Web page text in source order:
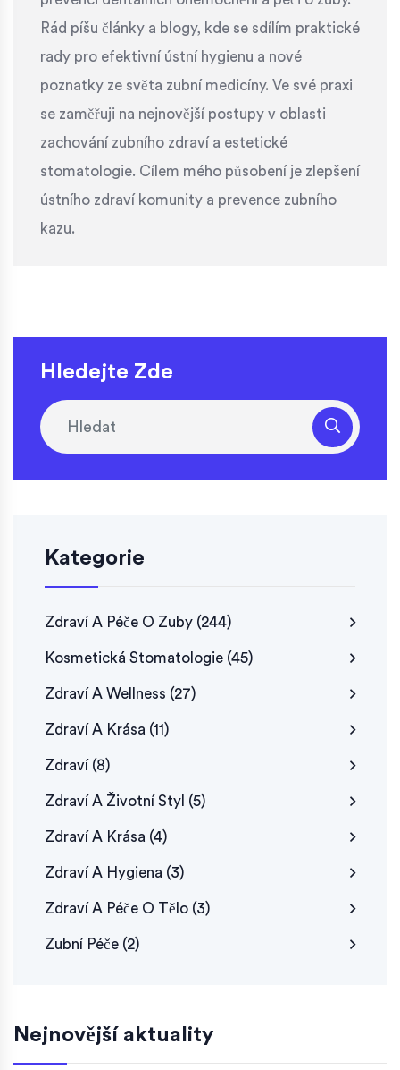
Rád píšu články a blogy, kde se sdílím praktické
rady pro efektivní ústní hygienu a nové
poznatky ze světa zubní medicíny. Ve své praxi
se zaměřuji na nejnovější postupy v oblasti
zachování zubního zdraví a estetické
stomatologie. Cílem mého působení je zlepšení
ústního zdraví komunity a prevence zubního
kazu.
Hledejte Zde
Kategorie
Zdraví A Péče O Zuby (244)
Kosmetická Stomatologie (45)
Zdraví A Wellness (27)
Zdraví A Krása (11)
Zdraví (8)
Zdraví A Životní Styl (5)
Zdraví A Krása (4)
Zdraví A Hygiena (3)
Zdraví A Péče O Tělo (3)
Zubní Péče (2)
Nejnovější aktuality